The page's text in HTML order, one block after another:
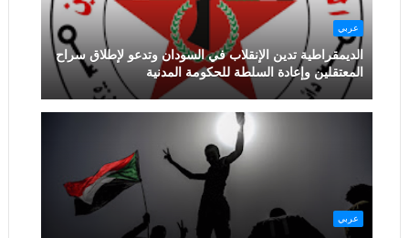
عربي
الديمقراطية تدين الإنقلاب في السودان وتدعو لإطلاق سراح
المعتقلين وإعادة السلطة للحكومة المدنية
عربي